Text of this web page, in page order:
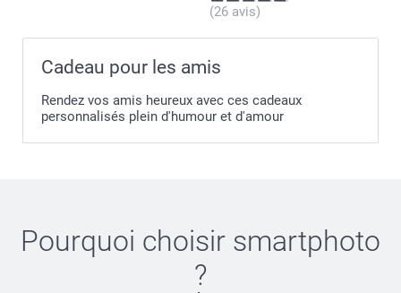
(26 avis)
Cadeau pour les amis
Rendez vos amis heureux avec ces cadeaux
personnalisés plein d'humour et d'amour
Pourquoi choisir smartphoto
?